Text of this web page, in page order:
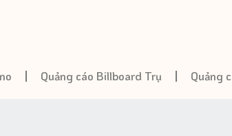
Quảng cáo Billboard Trụ Quảng